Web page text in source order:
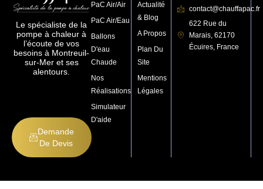
Le spécialiste de la
pompe à chaleur à
l’écoute de vos
besoins à Montreuil-
sur-Mer et ses
alentours.
Demande
De Devis
PaC Air/Air
PaC Air/Eau
Ballons
D'eau
Chaude
Nos
Réalisations
Simulateur
D'aide
Actualité
& Blog
A Propos
Plan Du
Site
Mentions
Légales
contact@chauffapac.fr
622 Rue du
Marais, 62170
Écuires, France